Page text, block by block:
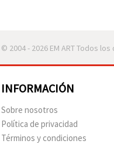
© 2004 - 2026 EM ART Todos
INFORMACIÓN
Sobre nosotros
Política de privacidad
Términos y condiciones